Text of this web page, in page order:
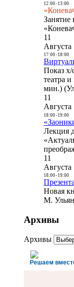
12:00- 13:00
Занятие
11
Августа
17:00- 18:00
Показ
театра
мин.)
11
Августа
18:00- 19:00
Лекция
11
Августа
18:00- 19:00
Новая
М.
Архивы
Архивы
Решаем